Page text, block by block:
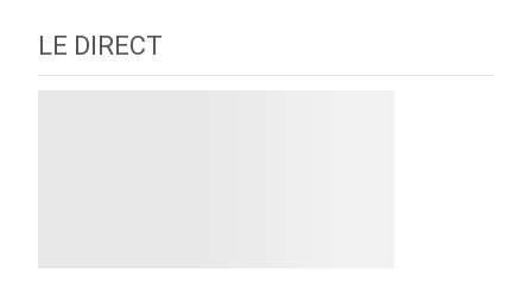
LE DIRECT